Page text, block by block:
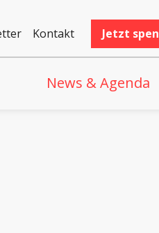
Kontakt Jetzt
News & Agenda